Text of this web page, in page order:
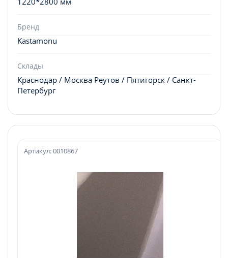
Бренд
Kastamonu
Склады
Краснодар / Москва Реутов / Пятигорск / Санкт-
Петербург
Артикул: 0010867